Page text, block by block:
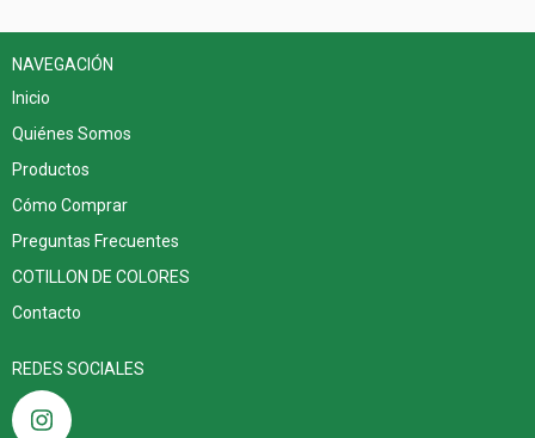
NAVEGACIÓN
Inicio
Quiénes Somos
Productos
Cómo Comprar
Preguntas Frecuentes
COTILLON DE COLORES
Contacto
REDES SOCIALES